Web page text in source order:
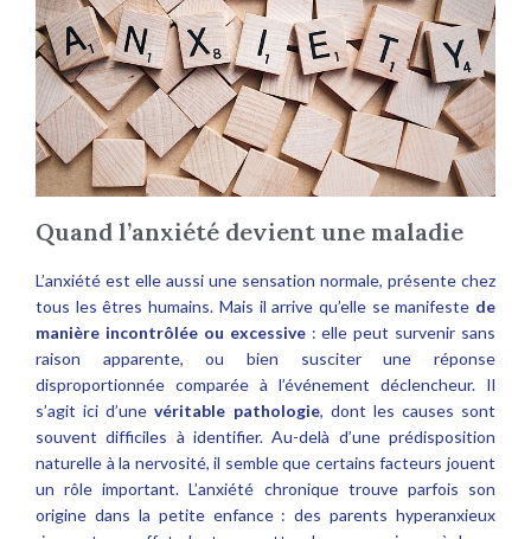
Quand l’anxiété devient une maladie
L’anxiété est elle aussi une sensation normale, présente chez
tous les êtres humains. Mais il arrive qu’elle se manifeste de
manière incontrôlée ou excessive: elle peut survenir sans
raison apparente, ou bien susciter une réponse
disproportionnée comparée à l’événement déclencheur. Il
s’agit ici d’unevéritable pathologie, dont les causes sont
souvent difficiles à identifier. Au-delà d’une prédisposition
naturelle à la nervosité, il semble que certains facteurs jouent
un rôle important. L’anxiété chronique trouve parfois son
origine dans la petite enfance : des parents hyperanxieux